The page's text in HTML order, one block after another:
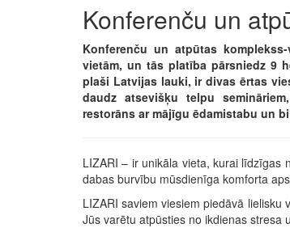
Konferenču un
Konferenču un atpūtas
vietām, un tās platība pārsniedz 9
plaši Latvijas lauki, ir divas ērtas
daudz atsevišķu telpu
restorāns ar mājīgu ēdamistabu un
LIZARI – ir unikāla vieta, kurai līdzīgas
dabas burvību mūsdienīga komforta
LIZARI saviem viesiem piedāvā
Jūs varētu atpūsties no ikdienas stresa